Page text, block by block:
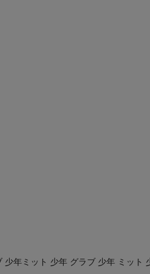
年ミット 少年 グラブ 少年 ミット